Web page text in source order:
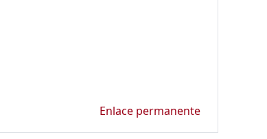
Enlace permanente